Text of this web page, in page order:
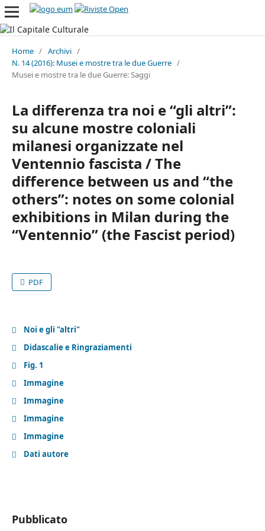
Home / Archivi /
N. 14 (2016): Musei e mostre tra le due Guerre /
Musei e mostre tra le due Guerre: Saggi
La differenza tra noi e “gli altri”:
su alcune mostre coloniali
milanesi organizzate nel
Ventennio fascista / The
difference between us and “the
others”: notes on some colonial
exhibitions in Milan during the
“Ventennio” (the Fascist period)
PDF
Noi e gli "altri"
Didascalie e Ringraziamenti
Fig. 1
Immagine
Immagine
Immagine
Immagine
Dati autore
Pubblicato